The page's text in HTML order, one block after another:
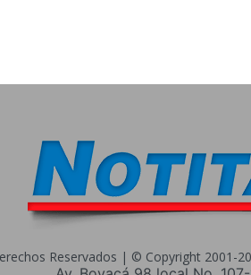
Reservados | © Copyright 2001-